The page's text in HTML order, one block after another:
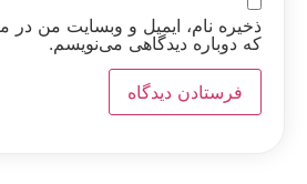
ذخیره نام، ایمیل و وبسایت من در
که دوباره دیدگاهی می‌نویسم.